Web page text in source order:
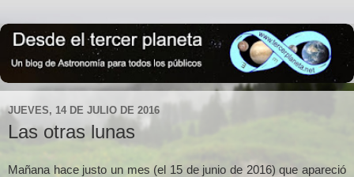
JUEVES, 14 DE JULIO DE 2016
Las otras lunas
Mañana hace justo un mes (el 15 de junio de 2016) que apareció